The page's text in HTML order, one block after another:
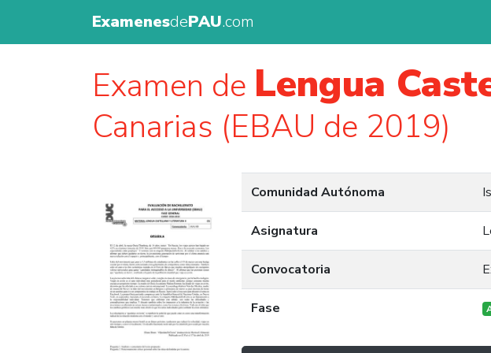
ExamenesdePAU.com
Examen de Lengua
Canarias (EBAU de 2019)
Comunidad Autónoma
Asignatura
Convocatoria
Fase